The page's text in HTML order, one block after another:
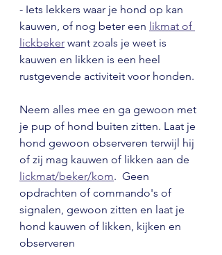
- Iets lekkers waar je hond op kan
kauwen, of nog beter een likmat of
lickbeker want zoals je weet is
kauwen en likken is een heel
rustgevende activiteit voor honden.
Neem alles mee en ga gewoon met
je pup of hond buiten zitten. Laat je
hond gewoon observeren terwijl hij
of zij mag kauwen of likken aan de
lickmat/beker/kom.  Geen
opdrachten of commando's of
signalen, gewoon zitten en laat je
hond kauwen of likken, kijken en
observeren